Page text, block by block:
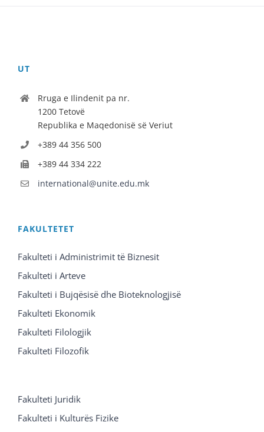
UT
Rruga e Ilindenit pa nr.
1200 Tetovë
Republika e Maqedonisë së Veriut
+389 44 356 500
+389 44 334 222
international@unite.edu.mk
FAKULTETET
Fakulteti i Administrimit të Biznesit
Fakulteti i Arteve
Fakulteti i Bujqësisë dhe Bioteknologjisë
Fakulteti Ekonomik
Fakulteti Filologjik
Fakulteti Filozofik
Fakulteti Juridik
Fakulteti i Kulturës Fizike